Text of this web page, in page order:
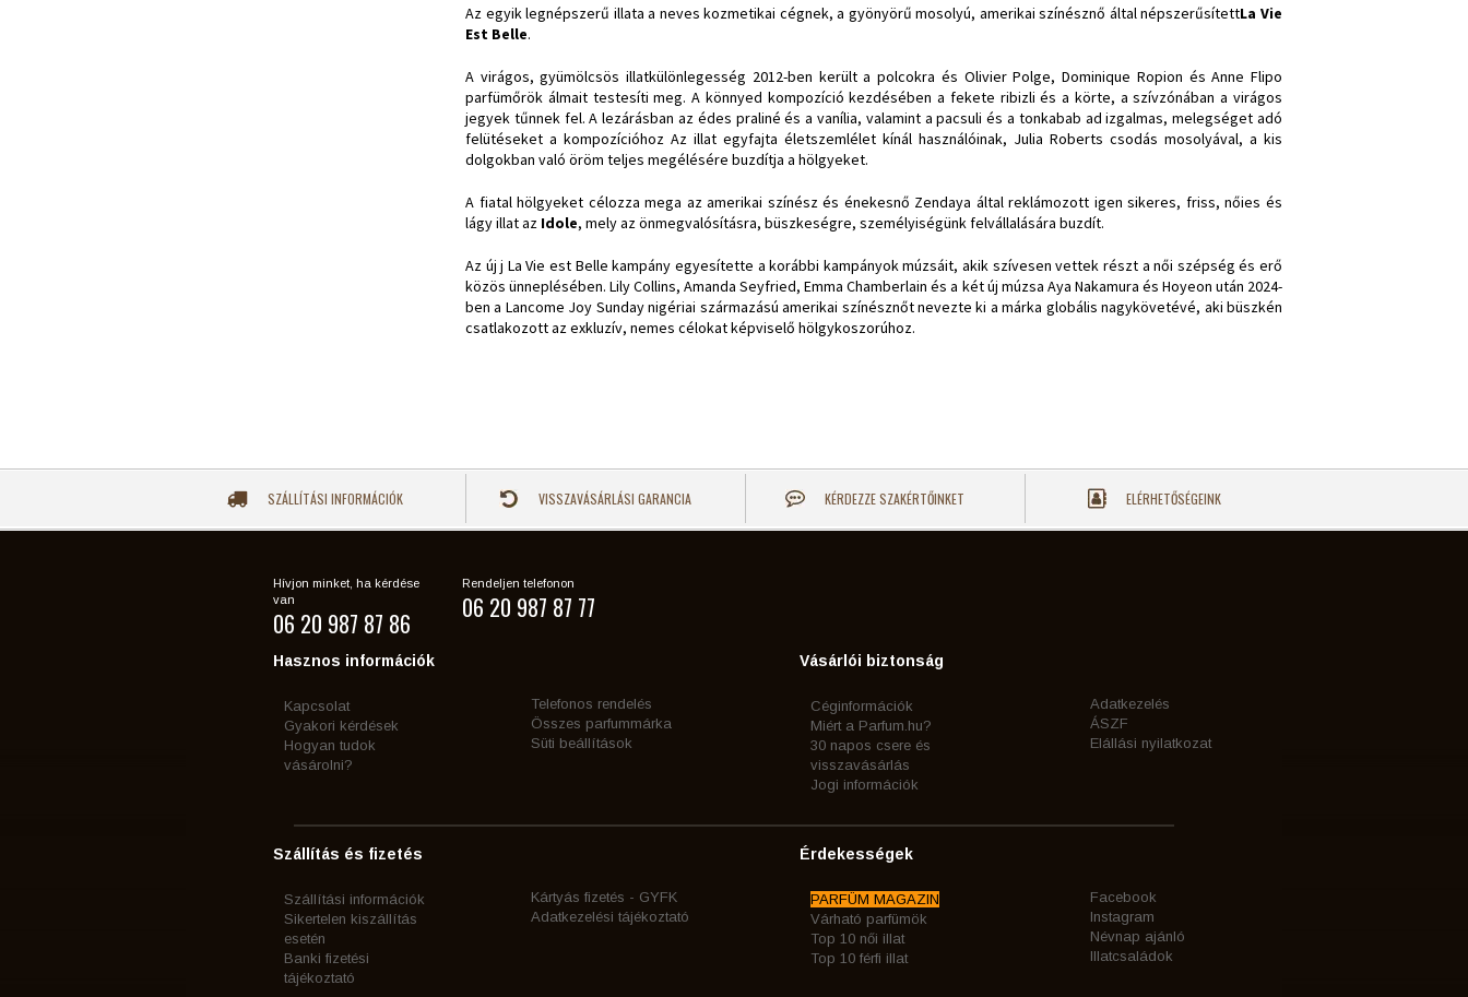
Az egyik legnépszerű illata a neves kozmetikai cégnek, a gyönyörű mosolyú, amerikai színésznő által népszerűsítettLa Vie
Est Belle.
A virágos, gyümölcsös illatkülönlegesség 2012-ben került a polcokra és Olivier Polge, Dominique Ropion és Anne Flipo
parfümőrök álmait testesíti meg. A könnyed kompozíció kezdésében a fekete ribizli és a körte, a szívzónában a virágos
jegyek tűnnek fel. A lezárásban az édes praliné és a vanília, valamint a pacsuli és a tonkabab ad izgalmas, melegséget adó
felütéseket a kompozícióhoz Az illat egyfajta életszemlélet kínál használóinak, Julia Roberts csodás mosolyával, a kis
dolgokban való öröm teljes megélésére buzdítja a hölgyeket.
A fiatal hölgyeket célozza mega az amerikai színész és énekesnő Zendaya által reklámozott igen sikeres, friss, nőies és
lágy illat az Idole, mely az önmegvalósításra, büszkeségre, személyiségünk felvállalására buzdít.
Az új j La Vie est Belle kampány egyesítette a korábbi kampányok múzsáit, akik szívesen vettek részt a női szépség és erő
közös ünneplésében. Lily Collins, Amanda Seyfried, Emma Chamberlain és a két új múzsa Aya Nakamura és Hoyeon után 2024-
ben a Lancome Joy Sunday nigériai származású amerikai színésznőt nevezte ki a márka globális nagykövetévé, aki büszkén
csatlakozott az exkluzív, nemes célokat képviselő hölgykoszorúhoz.
SZÁLLÍTÁSI INFORMÁCIÓK VISSZAVÁSÁRLÁSI GARANCIA KÉRDEZZE SZAKÉRTŐINKET ELÉRHETŐSÉGEINK
Hívjon minket, ha kérdése
van
06 20 987 87 86
Rendeljen telefonon
06 20 987 87 77
Hasznos információk
Kapcsolat
Gyakori kérdések
Hogyan tudok
vásárolni?
Telefonos rendelés
Összes parfummárka
Süti beállítások
Vásárlói biztonság
Céginformációk
Miért a Parfum.hu?
30 napos csere és
visszavásárlás
Jogi információk
Adatkezelés
ÁSZF
Elállási nyilatkozat
Szállítás és fizetés
Szállítási információk
Sikertelen kiszállítás
esetén
Banki fizetési
tájékoztató
Kártyás fizetés - GYFK
Adatkezelési tájékoztató
Érdekességek
PARFÜM MAGAZIN
Várható parfümök
Top 10 női illat
Top 10 férfi illat
Facebook
Instagram
Névnap ajánló
Illatcsaládok